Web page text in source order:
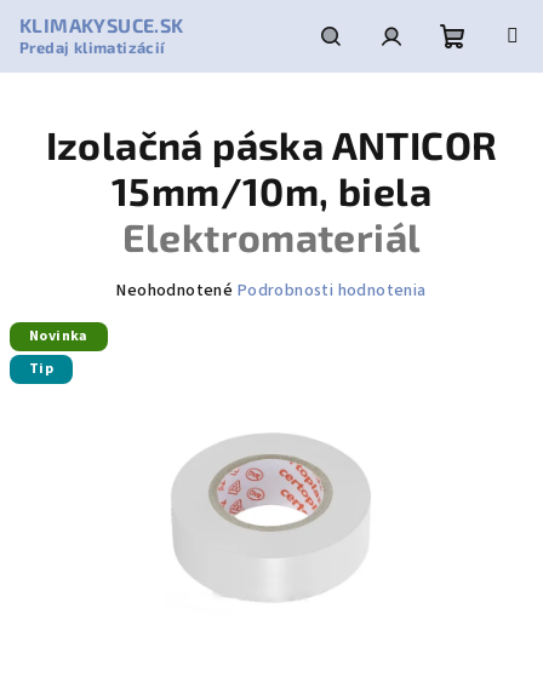
obsah
KLIMAKYSUCE.SK
Predaj klimatizácií
HľadaťPrihlásenie
košík
Izolačná páska ANTICOR
15mm/10m, biela
Elektromateriál
Priemerné
hviezdičiek.
Neohodnotené Podrobnosti hodnotenia
Novinka
Tip